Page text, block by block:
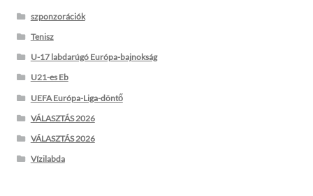
szponzorációk
Tenisz
U-17 labdarúgó Európa-bajnokság
U21-es Eb
UEFA Európa-Liga-döntő
VÁLASZTÁS 2026
VÁLASZTÁS 2026
Vízilabda